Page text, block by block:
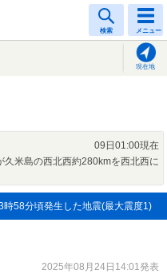
検索 メニュー
現在地
09日01:00現在
久米島の西北西約280kmを西北西に
時58分頃発生した地震(最大震度1)
2025年08月24日14:01発表